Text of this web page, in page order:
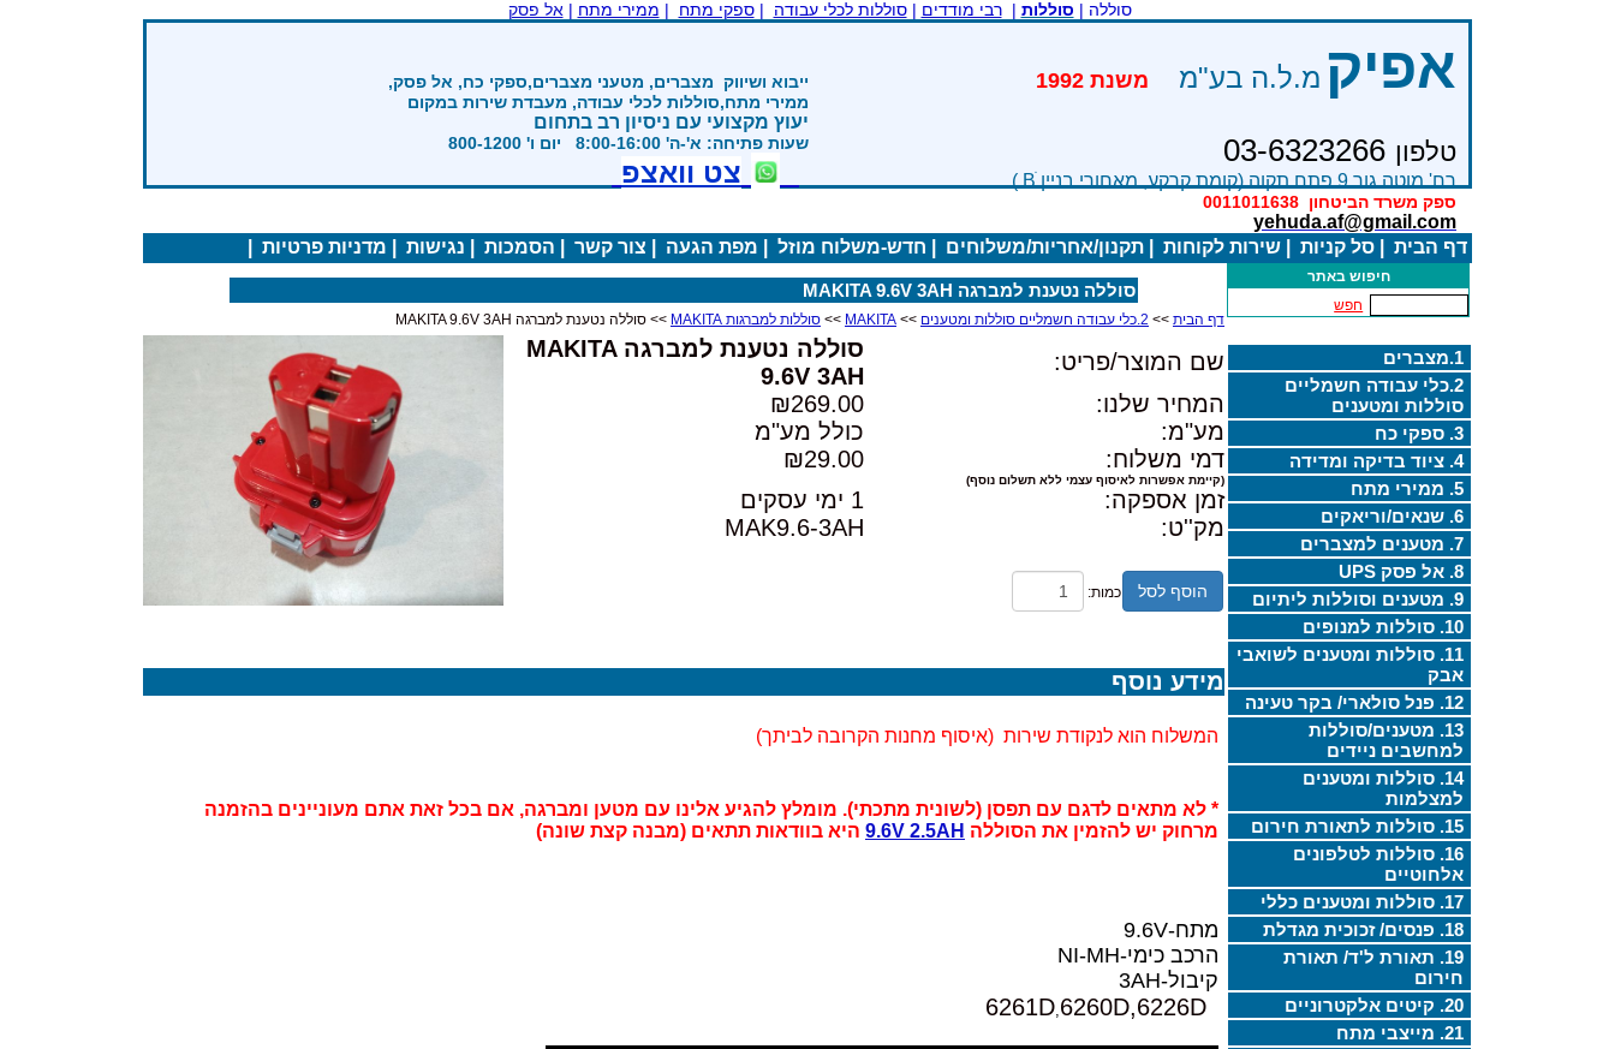
סוללה | סוללות |רבי מודדים |סוללות לכלי עבודה |ספקי מתח | ממירי מתח |אל פסק
אפיק מ.ל.ה בע"מ
טלפון 03-6323266
רח' מוטה גור 9 פתח תקוה (קומת קרקע, מאחורי בניין Bׂ )
ספק משרד הביטחון 0011011638
yehuda.af@gmail.com
ייבוא ושיווק מצברים, מטעני מצברים,ספקי כח, אל פסק,
ממירי מתח,סוללות לכלי עבודה, מעבדת שירות במקום
יעוץ מקצועי עם ניסיון רב בתחום
שעות פתיחה: א'-ה' 8:00-16:00 יום ו' 800-1200
צט וואצפ
דף הבית סל קניות שירות לקוחות תקנון/אחריות/משלוחים חדש-משלוח מוזל מפת הגעה צור קשר הסמכות נגישות מדניות פרטיות
חיפוש באתר
חפש
1.מצברים
2.כלי עבודה חשמליים
סוללות ומטענים
3. ספקי כח
4. ציוד בדיקה ומדידה
5. ממירי מתח
6. שנאים/וריאקים
7. מטענים למצברים
8. אל פסק UPS
9. מטענים וסוללות ליתיום
10. סוללות למנופים
11. סוללות ומטענים לשואבי
אבק
12. פנל סולארי/ בקר טעינה
13. מטענים/סוללות
למחשבים ניידים
14. סוללות ומטענים
למצלמות
15. סוללות לתאורת חירום
16. סוללות לטלפונים
אלחוטיים
17. סוללות ומטענים כללי
18. פנסים/ זכוכית מגדלת
19. תאורת ל'ד/ תאורת
חירום
20. קיטים אלקטרוניים
21. מייצבי מתח
סוללה נטענת למברגה MAKITA 9.6V 3AH
דף הבית >> 2.כלי עבודה חשמליים סוללות ומטענים >>
MAKITA
>> סוללות למברגות MAKITA >> סוללה נטענת למברגה MAKITA 9.6V 3AH
שם המוצר/פריט:
סוללה נטענת למברגה MAKITA
9.6V 3AH
המחיר שלנו:
₪269.00
מע"מ:
כולל מע"מ
דמי משלוח:
₪29.00
(קיימת אפשרות לאיסוף עצמי ללא תשלום נוסף)
זמן אספקה:
1 ימי עסקים
מק''ט:
MAK9.6-3AH
הוסף לסל כמות:
מידע נוסף
המשלוח הוא לנקודת שירות (איסוף מחנות הקרובה לביתך)
* לא מתאים לדגם עם תפסן (לשונית מתכתי). מומלץ להגיע אלינו עם מטען ומברגה, אם בכל זאת אתם מעוניינים בהזמנה
מרחוק יש להזמין את הסוללה 9.6V 2.5AH היא בוודאות תתאים (מבנה קצת שונה)
מתח-9.6V
הרכב כימי-NI-MH
קיבול-3AH
6261D,6260D,6226D